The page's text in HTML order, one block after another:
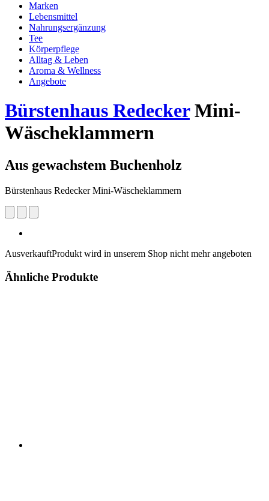
Marken
Lebensmittel
Nahrungsergänzung
Tee
Körperpflege
Alltag & Leben
Aroma & Wellness
Angebote
Bürstenhaus RedeckerMini-
Wäscheklammern
Aus gewachstem Buchenholz
Bürstenhaus Redecker Mini-Wäscheklammern
AusverkauftProdukt wird in unserem Shop nicht mehr angeboten
Ähnliche Produkte